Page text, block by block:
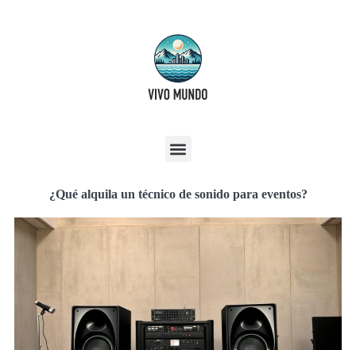
¿Qué alquila un técnico de sonido para eventos?